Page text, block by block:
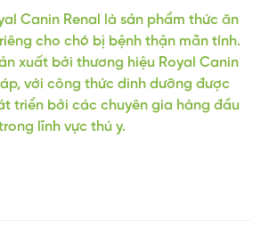
Canin Renal là sản phẩm thức ăn
cho chó bị bệnh thận mãn tính.
xuất bởi thương hiệu Royal Canin
với công thức dinh dưỡng được
triển bởi các chuyên gia hàng đầu
lĩnh vực thú y.